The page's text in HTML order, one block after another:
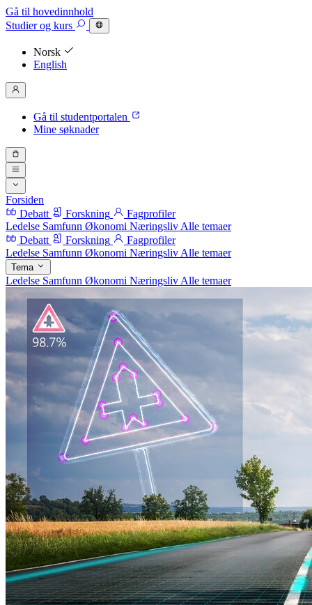
Gå til hovedinnhold
Studierog kurs
Norsk
English
Gå til studentportalen
Mine søknader
Forsiden
Debatt
Forskning
Fagprofiler
Ledelse Samfunn Økonomi Næringsliv Alle temaer
Debatt
Forskning
Fagprofiler
Ledelse Samfunn Økonomi Næringsliv Alle temaer
Tema
Ledelse Samfunn Økonomi Næringsliv Alle temaer